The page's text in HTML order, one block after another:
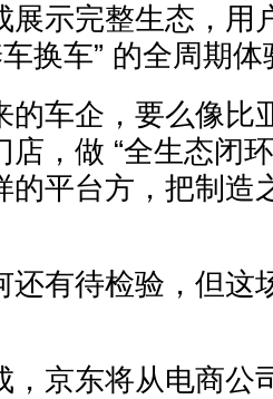
展示完整生态，用
换车” 的全周期体
的车企，要么像比
，做 “全生态闭
的平台方，把制造
还有待检验，但这
，京东将从电商公